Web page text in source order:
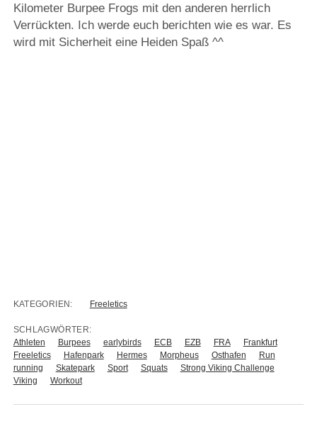
Kilometer Burpee Frogs mit den anderen herrlich
Verrückten. Ich werde euch berichten wie es war. Es
wird mit Sicherheit eine Heiden Spaß ^^
KATEGORIEN: Freeletics
SCHLAGWÖRTER:
Athleten
Burpees earlybirds ECB EZB FRA
Frankfurt
Freeletics
Hafenpark Hermes Morpheus Osthafen
Run
running
Skatepark Sport Squats
Strong Viking Challenge
Viking
Workout